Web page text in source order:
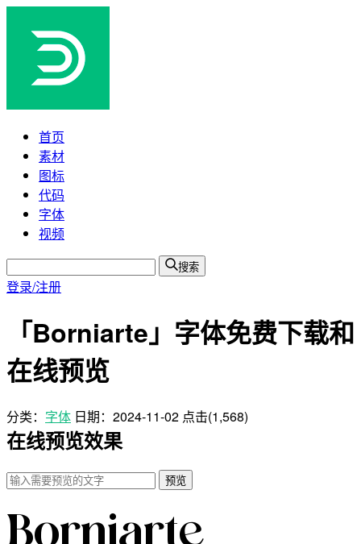
首页
素材
图标
代码
字体
视频
搜索
登录/注册
「Borniarte」字体免费下载和
在线预览
分类： 字体 日期： 2024-11-02 点击(1,568)
在线预览效果
预览